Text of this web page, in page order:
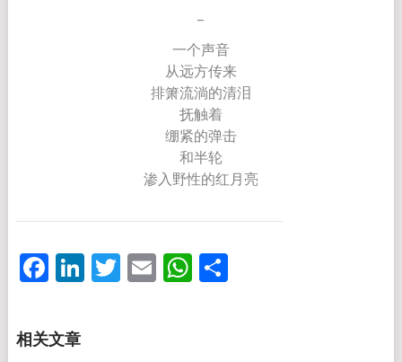
–
一个声音
从远方传来
排箫流淌的清泪
抚触着
绷紧的弹击
和半轮
渗入野性的红月亮
Facebook
LinkedIn
Twitter
EmailWhatsApp
分